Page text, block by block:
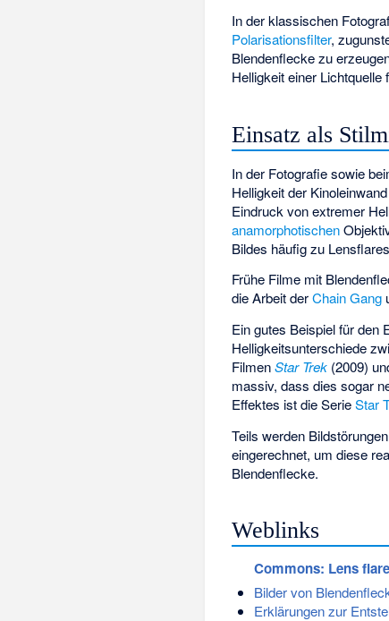
In der klassischen
Polarisationsfilter,
Blendenflecke zu
Helligkeit einer
Einsatz als
In der Fotografie sowie
Helligkeit der
Eindruck von extremer
anamorphotischen
Bildes häufig zu
Frühe Filme mit
die Arbeit derChain Gang
Ein gutes Beispiel für den
Helligkeitsunterschiede
FilmenStar Trek (2009)
massiv, dass dies sogar
Effektes ist die SerieStar
Teils werden
eingerechnet, um diese
Blendenflecke.
Weblinks
Commons: Lens
Bilder von
Erklärungen zur